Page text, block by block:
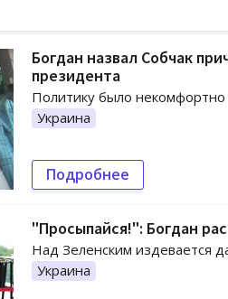
Богдан назвал Собчак
президента
Политику было
Украина
Подробнее
"Просыпайся!": Богдан
Над Зеленским издевается
Украина